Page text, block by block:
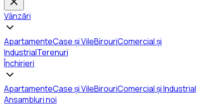
Vânzări
ApartamenteCase și VileBirouriComercial și
IndustrialTerenuri
Închirieri
ApartamenteCase și VileBirouriComercial și Industrial
Ansambluri noi